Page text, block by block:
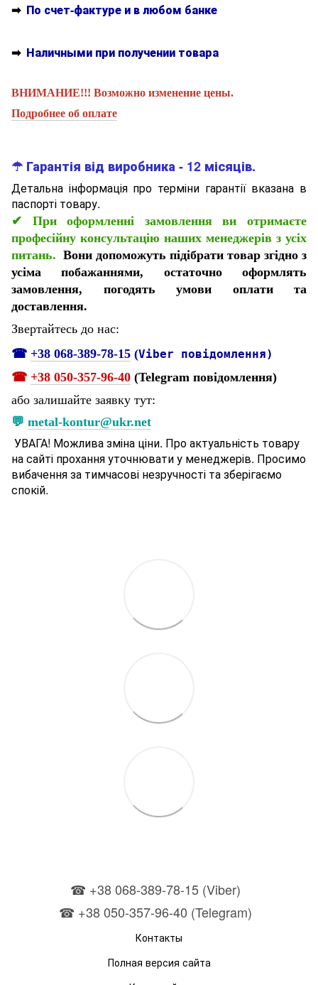
➡ По счет-фактуре и в любом банке
➡ Наличными при получении товара
ВНИМАНИЕ!!! Возможно изменение цены.
Подробнее об оплате
☂ Гарантія від виробника - 12 місяців.
Детальна інформація про терміни гарантії вказана в
паспорті товару.
✔ При оформленні замовлення ви отримаєте
професійну консультацію наших менеджерів з усіх
питань. Вони допоможуть підібрати товар згідно з
усіма побажаннями, остаточно оформлять
замовлення, погодять умови оплати та
доставлення.
Звертайтесь до нас:
☎ +38 068-389-78-15 (Viber повідомлення)
☎ +38 050-357-96-40 (Telegram повідомлення)
або залишайте заявку тут:
💬 metal-kontur@ukr.net
УВАГА! Можлива зміна ціни. Про актуальність товару
на сайті прохання уточнювати у менеджерів. Просимо
вибачення за тимчасові незручності та зберігаємо
спокій.
☎ +38 068-389-78-15 (Viber)
☎ +38 050-357-96-40 (Telegram)
Контакты
Полная версия сайта